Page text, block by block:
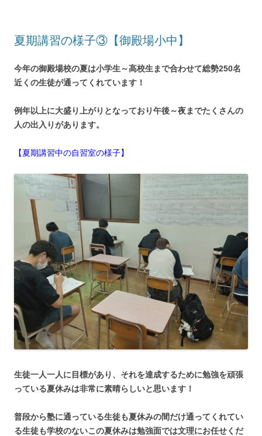
夏期講習の様子③【御殿場小中】
今年の御殿場校の夏は小学生～高校生まで合わせて総勢250名
近くの生徒が通ってくれています！
例年以上に大盛り上がりとなっており午後～夜までたくさんの
人の出入りがあります。
【夏期講習中の自習室の様子】
生徒一人一人に目標があり、それを達成するために勉強を頑張
っている夏休みは非常に素晴らしいと思います！
普段から塾に通っている生徒も夏休みの間だけ通ってくれてい
る生徒も学校のないこの夏休みは勉強面では文理にお任せくだ